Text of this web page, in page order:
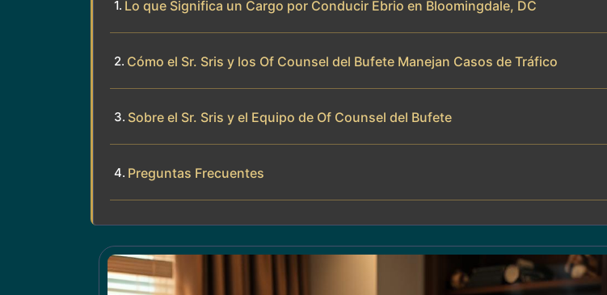
Lo que Significa un Cargo por Conducir Ebrio en Bloomingdale, DC
Cómo el Sr. Sris y los Of Counsel del Bufete Manejan Casos de Tráfico
Sobre el Sr. Sris y el Equipo de Of Counsel del Bufete
Preguntas Frecuentes